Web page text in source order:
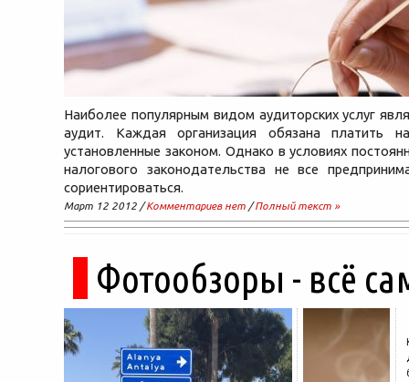
Наиболее популярным видом аудиторских услуг
аудит. Каждая организация обязана платить
установленные законом. Однако в условиях
налогового законодательства не все
сориентироваться.
Март 12 2012 /Комментариев нет /Полный текст »
Фотообзоры - всё